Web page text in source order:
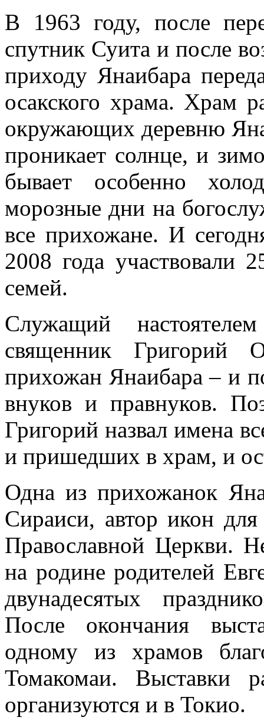
В 1963 году, после
спутник Суита и после
приходу Янаибара
осакского храма. Храм
окружающих деревню
проникает солнце, и
бывает особенно
морозные дни на
все прихожане. И
2008 года участвовали
семей.
Служащий
священник Григорий
прихожан Янаибара – и
внуков и правнуков.
Григорий назвал имена
и пришедших в храм, и
Одна из прихожанок
Сираиси, автор икон
Православной Церкви.
на родине родителей
двунадесятых
После окончания
одному из храмов
Томакомаи. Выставки
организуются и в Токио.